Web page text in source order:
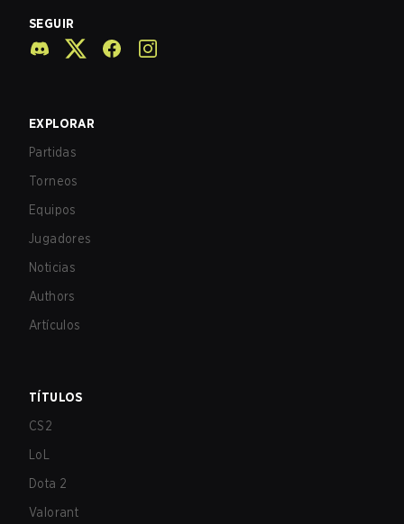
SEGUIR
EXPLORAR
Partidas
Torneos
Equipos
Jugadores
Noticias
Authors
Artículos
TÍTULOS
CS2
LoL
Dota 2
Valorant